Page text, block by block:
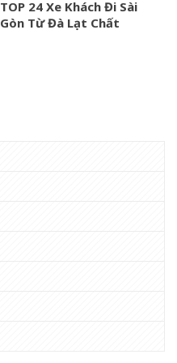
TOP 24 Xe Khách Đi Sài
Gòn Từ Đà Lạt Chất